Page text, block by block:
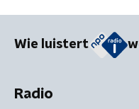
Wie luistert
Radio